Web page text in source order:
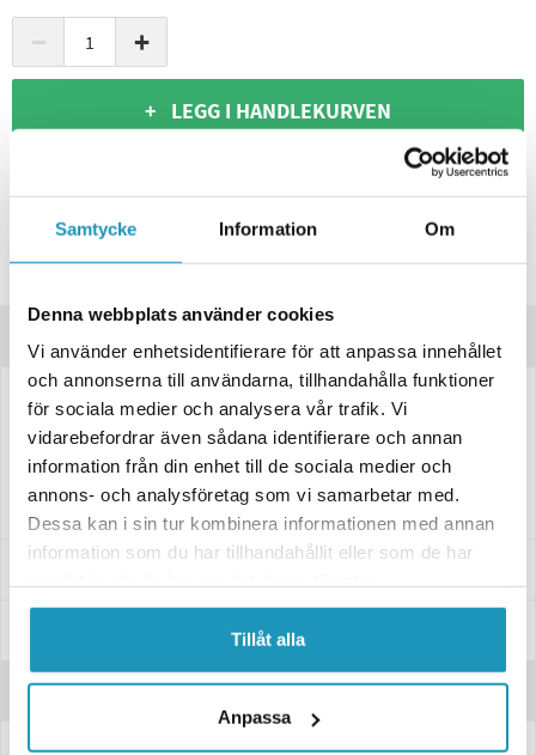
Samtycke Information Om
Denna webbplats använder cookies
Vi använder enhetsidentifierare för att anpassa innehållet
och annonserna till användarna, tillhandahålla funktioner
för sociala medier och analysera vår trafik. Vi
vidarebefordrar även sådana identifierare och annan
information från din enhet till de sociala medier och
annons- och analysföretag som vi samarbetar med.
Dessa kan i sin tur kombinera informationen med annan
information som du har tillhandahållit eller som de har
Tillåt alla
Anpassa
− +
+ LEGG I HANDLEKURVEN
Leverings- og returinformasjon
Lagre produktet
Plogfeste for IB frontmonterte UTV plogram til Segway Fugleman UT10
Inneholder monteringsdetaljer og instruksjoner
Kun plogfeste
Anmeldelser